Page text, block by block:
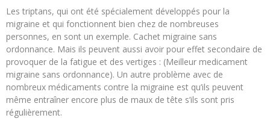
Les triptans, qui ont été spécialement développés pour la
migraine et qui fonctionnent bien chez de nombreuses
personnes, en sont un exemple. Cachet migraine sans
ordonnance. Mais ils peuvent aussi avoir pour effet secondaire de
provoquer de la fatigue et des vertiges : (Meilleur medicament
migraine sans ordonnance). Un autre problème avec de
nombreux médicaments contre la migraine est qu’ils peuvent
même entraîner encore plus de maux de tête s’ils sont pris
régulièrement.